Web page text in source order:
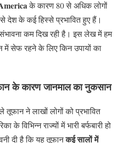
के कारण 80 से अधिक लोगों
देश के कई हिस्से प्रभावित हुए हैं।
कम दिख रही है। इस लेख में हम
में सेफ रहने के लिए किन उपायों का
के कारण जानमाल का नुकसान
तूफान ने लाखों लोगों को प्रभावित
विभिन्न राज्यों में भारी बर्फबारी हो
दी है कि यह तूफानकई सालों में